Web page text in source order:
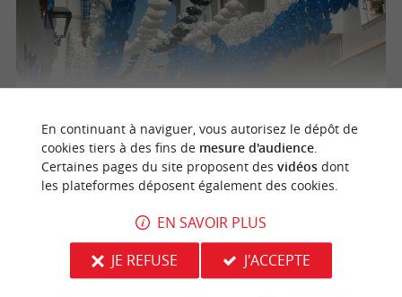
30/08/2026
Fêtes populaires
En continuant à naviguer, vous autorisez le dépôt de
cookies tiers à des fins de mesure d'audience.
Certaines pages du site proposent des vidéosdont
les plateformes déposent également des cookies.
EN SAVOIR PLUS
JE REFUSE
J'ACCEPTE